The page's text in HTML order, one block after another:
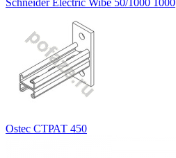
Schneider Electric Wibe 50/1000 1000
Ostec СТРАТ 450